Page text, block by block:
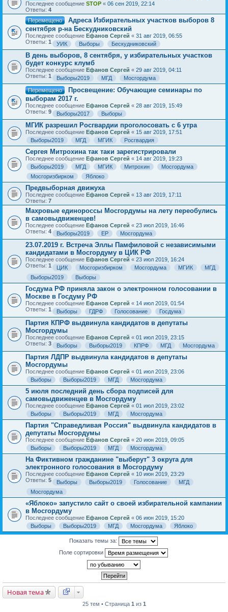
Последнее сообщение STOP « 06 сен 2019, 22:14
Ответы: 4
Перемещено
Адреса Избирательных участков выборов 8
сентября р-на Бескудниковский
Последнее сообщение Ефанов Сергей « 31 авг 2019, 06:55
Ответы: 1 УИК Выборы Бескудниковский
В день выборов, 8 сентября, у избирательных участков
будет конкурс клумб
Последнее сообщение Ефанов Сергей « 29 авг 2019, 04:11
Ответы: 1 Выборы2019 МГД
Мосгордума
Перемещено
Просвещение: Обучающие семинары по
выборам 2017 г.
Последнее сообщение Ефанов Сергей « 28 авг 2019, 15:49
Ответы: 9 Выборы2017 Выборы
МГИК разрешил Росгвардии проголосовать с 6 утра
Последнее сообщение Ефанов Сергей « 15 авг 2019, 17:51
Выборы2019
МГД МГИК Росгвардия
Сергея Митрохина так таки зарегистрировали
Последнее сообщение Ефанов Сергей « 14 авг 2019, 19:23
Выборы2019
МГД МГИК Митрохин
Мосгордума
Мосгоризбирком
Яблоко
Предвыборная движуха
Последнее сообщение Ефанов Сергей « 13 авг 2019, 17:11
Ответы: 7
Махровые единороссы Мосгордумы на лету переобулись
в самовыдвиженцев!
Последнее сообщение Ефанов Сергей « 23 июл 2019, 16:46
Ответы: 4 Выборы2019 ЕР Мосгордума
23.07.2019 г. Встреча Эллы Памфиловой с независимыми
кандидатами в Мосгордуму в ЦИК РФ
Последнее сообщение Ефанов Сергей « 23 июл 2019, 16:24
Ответы: 1 ЦИК Мосгоризбирком Мосгордума МГИК
МГД
Выборы2019
Выборы
Госдума РФ приняла закон о электронном голосовании в
Москве в Госдуму РФ
Последнее сообщение Ефанов Сергей « 14 июл 2019, 01:54
Ответы: 1 Выборы ГДРФ Голосование Госдума
Партия КПРФ выдвинула кандидатов в депутаты
Мосгордумы
Последнее сообщение Ефанов Сергей « 01 июл 2019, 23:15
Ответы: 3 Выборы Выборы2019 КПРФ МГД Мосгордума
Партия ЛДПР выдвинула кандидатов в депутаты
Мосгордумы
Последнее сообщение Ефанов Сергей « 01 июл 2019, 23:06
Выборы
Выборы2019 МГД Мосгордума
5 июля последний день сбора подписей для
самовыдвиженцев в Мосгордуму
Последнее сообщение Ефанов Сергей « 01 июл 2019, 23:02
Выборы
Выборы2019 МГД Мосгордума
Партия "Справедливая Россия" выдвинула кандидатов в
депутаты Мосгордумы
Последнее сообщение Ефанов Сергей « 20 июн 2019, 09:05
Выборы
Выборы2019 МГД Мосгордума
На Фиктивном гражданине "выберут" 3 округа для
электронного голосования в Мосгордуму
Последнее сообщение Ефанов Сергей « 10 июн 2019, 23:29
Ответы: 5 Выборы Выборы2019 Голосование
МГД
Мосгордума
«Яблоко» запустило сайт о своей избирательной кампании
в Мосгордуму
Последнее сообщение Ефанов Сергей « 06 июн 2019, 15:20
Выборы
Выборы2019 МГД Мосгордума Яблоко
Показать темы за:
Поле сортировки
Новая тема
25 тем • Страница 1 из 1